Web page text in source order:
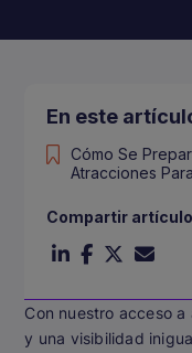
Con nuestro acceso
y una visibilidad
En este
Cómo Se
Atracciones
Compartir artículo